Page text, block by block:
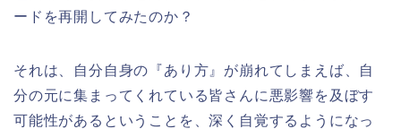
ードを再開してみたのか？
それは、自分自身の『あり方』が崩れてしまえば、自
分の元に集まってくれている皆さんに悪影響を及ぼす
可能性があるということを、深く自覚するようになっ